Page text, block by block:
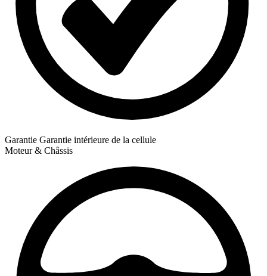
Garantie Garantie intérieure de la cellule
Moteur & Châssis